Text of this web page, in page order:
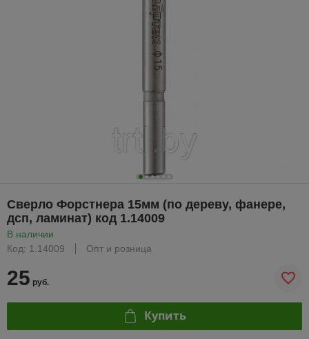
Сверло Форстнера 15мм (по дереву, фанере,
дсп, ламинат) код 1.14009
В наличии
Код: 1.14009
Опт и розница
25 руб.
Купить